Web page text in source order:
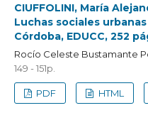
CIUFFOLINI, María
Luchas sociales
Córdoba, EDUCC, 252
Rocío Celeste Bustamante
149 - 151p.
PDF HTML